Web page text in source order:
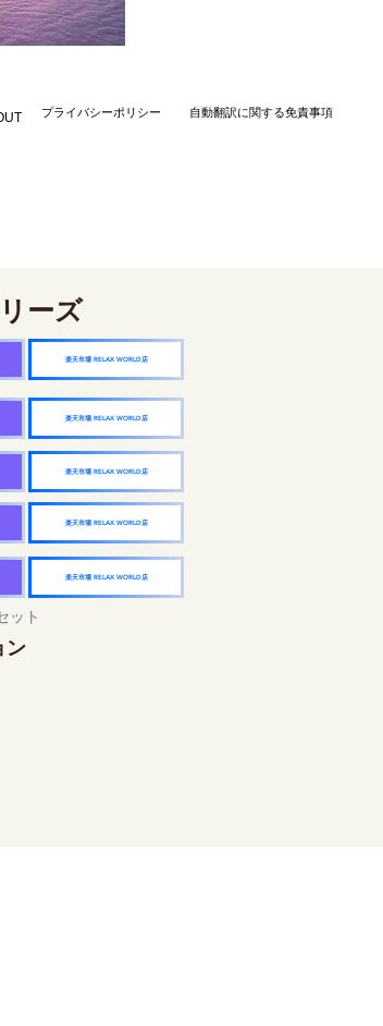
​プライバシーポリシー 自動翻訳に関する免責事項
ーズ
楽天市場 RELAX WORLD店
楽天市場 RELAX WORLD店
楽天市場 RELAX WORLD店
楽天市場 RELAX WORLD店
楽天市場 RELAX WORLD店
ット
ン